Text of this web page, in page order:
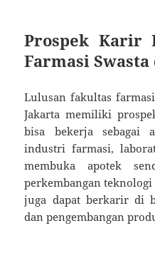
Prospek Karir
Farmasi
Lulusan fakultas
Jakarta memiliki
bisa bekerja sebagai
industri farmasi,
membuka apotek
perkembangan
juga dapat berkarir di
dan pengembangan